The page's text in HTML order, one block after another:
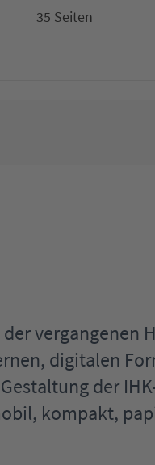
35 Seiten
vergangenen
digitalen
der
kompakt,